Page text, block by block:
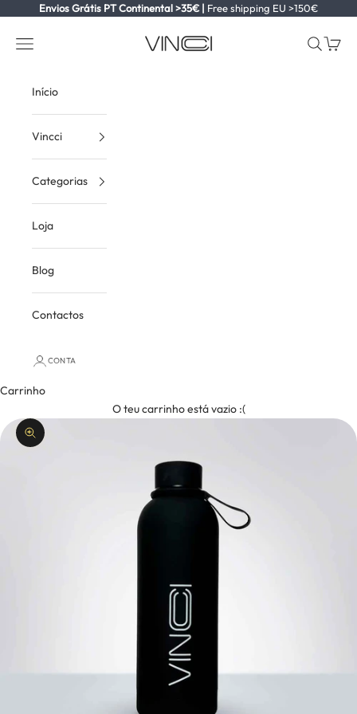
Ir para o conteúdo
Envios Grátis PT Continental >35€ | Free shipping EU >150€
Vincci
Ver menu VerVer
Início
Vincci
Categorias
Loja
Blog
Contactos
CONTA
Carrinho
O teu carrinho está vazio :(
Aumentar imagem